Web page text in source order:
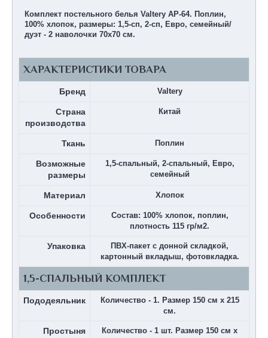
Комплект постельного белья Valtery AP-64. Поплин,
100% хлопок, размеры: 1,5-сп, 2-сп, Евро, семейный/
дуэт - 2 наволочки 70х70 см.
ХАРАКТЕРИСТИКИ ТОВАРА
Бренд Valtery
Страна
производства
Китай
Ткань Поплин
Возможные
размеры
1,5-спальный, 2-спальный, Евро,
семейный
Материал Хлопок
Особенности
Состав: 100% хлопок, поплин,
плотность 115 гр/м2.
Упаковка
ПВХ-пакет с донной складкой,
картонный вкладыш, фотовкладка.
1,5-СПАЛЬНЫЙ КОМПЛЕКТ
Пододеяльник
Количество - 1. Размер 150 см х 215
см.
Простыня
Количество - 1 шт. Размер 150 см х